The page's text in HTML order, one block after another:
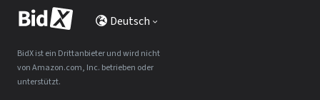
Deutsch
BidX ist ein Drittanbieter und wird nicht
von Amazon.com, Inc. betrieben oder
unterstützt.